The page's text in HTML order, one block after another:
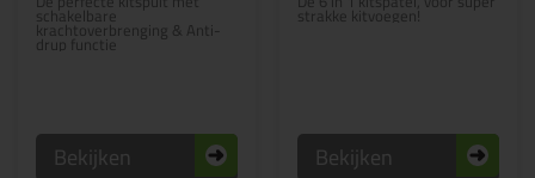
schakelbare
krachtoverbrenging & Anti-
drup functie
Bekijken
strakke kitvoegen!
Bekijken